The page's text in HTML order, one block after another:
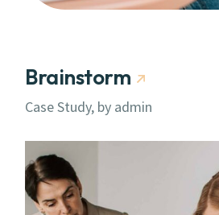
Brainstorm
Case Study, by admin